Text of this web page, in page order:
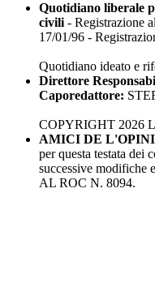
Quotidiano liberale
civili - Registrazione
17/01/96 -
Quotidiano ideato e
Direttore
Caporedattore:
COPYRIGHT 2026
AMICI DE
per questa testata dei
successive
AL ROC N. 8094.